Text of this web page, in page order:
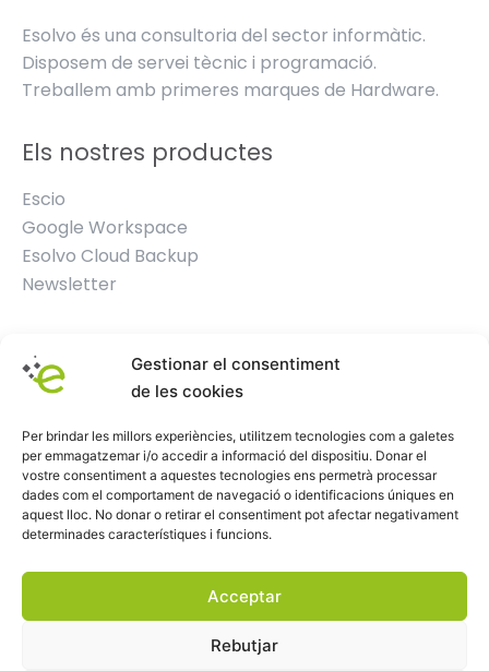
Gestionar el consentiment
de les cookies
Per brindar les millors experiències, utilitzem tecnologies com a galetes
per emmagatzemar i/o accedir a informació del dispositiu. Donar el
vostre consentiment a aquestes tecnologies ens permetrà processar
dades com el comportament de navegació o identificacions úniques en
aquest lloc. No donar o retirar el consentiment pot afectar negativament
determinades característiques i funcions.
Acceptar
Rebutjar
Esolvo és una consultoria del sector informàtic.
Disposem de servei tècnic i programació.
Treballem amb primeres marques de Hardware.
Els nostres productes
Escio
Google Workspace
Esolvo Cloud Backup
Newsletter
Oficina Esolvo
872 000 926
info@esolvo.es
Avís legal–
Política de seguretat